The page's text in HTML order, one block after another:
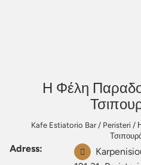
Η Φέλη
Kafe Estiatorio Bar/ Peristeri /
Adress: